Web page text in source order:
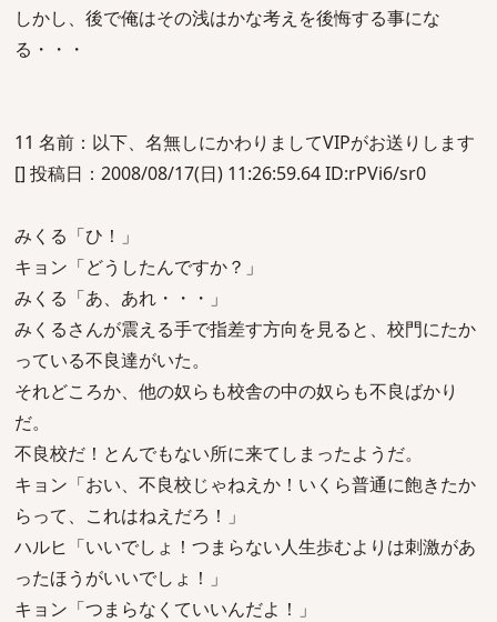
しかし、後で俺はその浅はかな考えを後悔する事にな
る・・・
11 名前：以下、名無しにかわりましてVIPがお送りします
[] 投稿日：2008/08/17(日) 11:26:59.64 ID:rPVi6/sr0
みくる「ひ！」
キョン「どうしたんですか？」
みくる「あ、あれ・・・」
みくるさんが震える手で指差す方向を見ると、校門にたか
っている不良達がいた。
それどころか、他の奴らも校舎の中の奴らも不良ばかり
だ。
不良校だ！とんでもない所に来てしまったようだ。
キョン「おい、不良校じゃねえか！いくら普通に飽きたか
らって、これはねえだろ！」
ハルヒ「いいでしょ！つまらない人生歩むよりは刺激があ
ったほうがいいでしょ！」
キョン「つまらなくていいんだよ！」